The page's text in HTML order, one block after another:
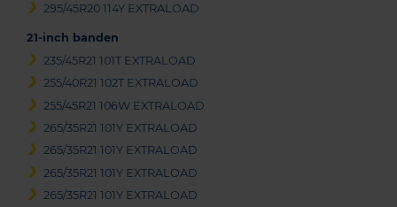
295/45R20 114Y EXTRALOAD
21-inch banden
235/45R21 101T EXTRALOAD
255/40R21 102T EXTRALOAD
255/45R21 106W EXTRALOAD
265/35R21 101Y EXTRALOAD
265/35R21 101Y EXTRALOAD
265/35R21 101Y EXTRALOAD
265/35R21 101Y EXTRALOAD